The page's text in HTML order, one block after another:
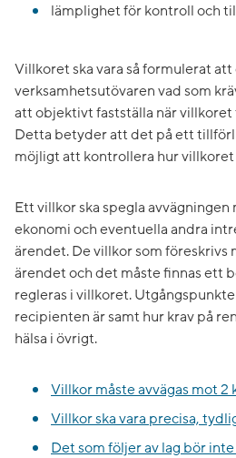
lämplighet för kontroll och
Villkoret ska vara så formulerat
verksamhetsutövaren vad som
att objektivt fastställa när villkoret
Detta betyder att det på ett
möjligt att kontrollera hur
Ett villkor ska spegla
ekonomi och eventuella andra
ärendet. De villkor som föreskrivs
ärendet och det måste finnas ett
regleras i villkoret.
recipienten är samt hur krav på
hälsa i övrigt.
Villkor måste avvägas mot 2
Villkor ska vara precisa,
Det som följer av lag bör